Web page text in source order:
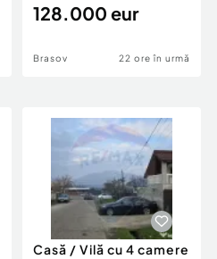
pentru renovar
128.000 eur
Brasov 22 ore în urmă
Casă / Vilă cu 4 camere